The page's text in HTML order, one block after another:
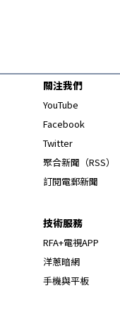
關注我們
YouTube
Facebook
Twitter
聚合新聞（RSS）
訂閱電郵新聞
技術服務
RFA+電視APP
洋蔥暗網
手機與平板